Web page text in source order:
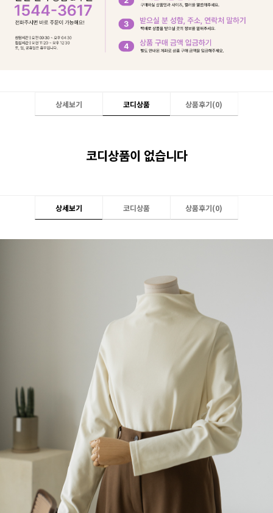
상세보기 코디상품 상품후기(0)
코디상품이 없습니다
상세보기 코디상품 상품후기(0)